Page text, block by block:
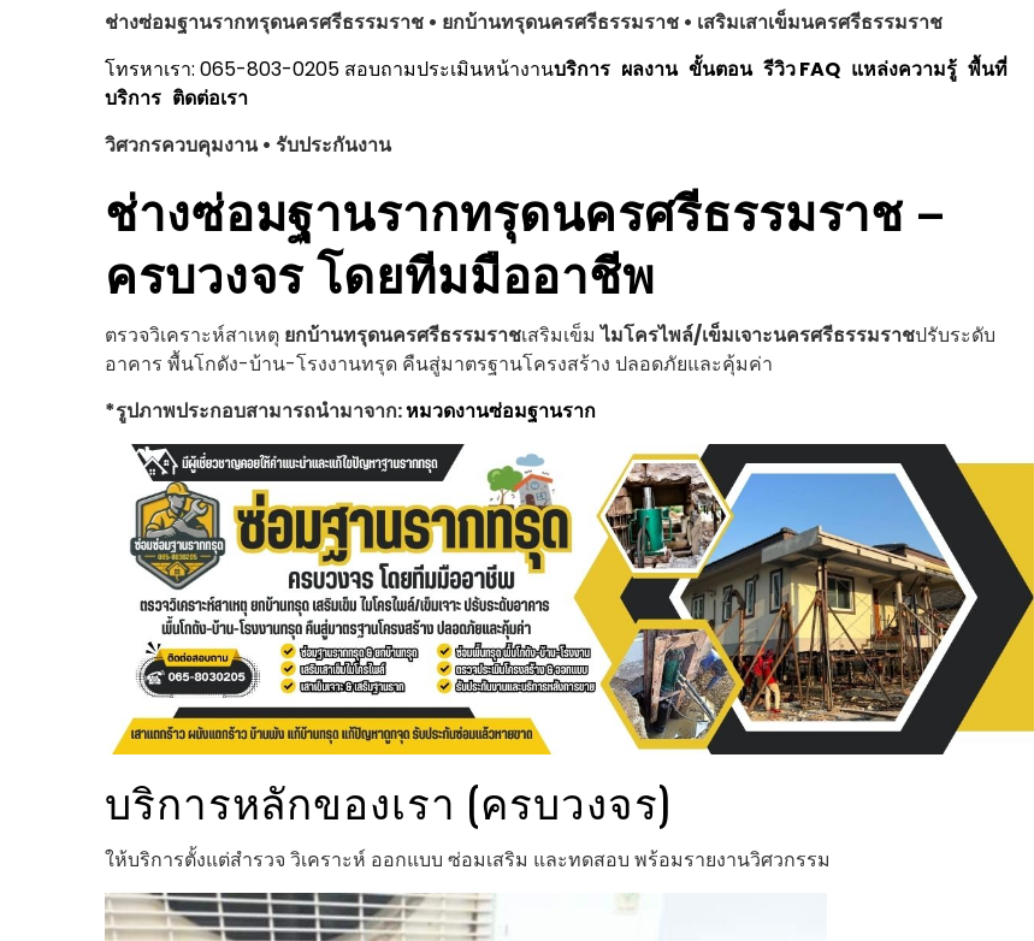
ช่างซ่อมฐานรากทรุดนครศรีธรรมราช • ยกบ้านทรุดนครศรีธรรมราช • เสริมเสาเข็มนครศรีธรรมราช
โทรหาเรา: 065-803-0205 สอบถามประเมินหน้างานบริการ ผลงาน ขั้นตอน รีวิวFAQ แหล่งความรู้ พื้นที่
บริการ ติดต่อเรา
วิศวกรควบคุมงาน • รับประกันงาน
ช่างซ่อมฐานรากทรุดนครศรีธรรมราช –
ครบวงจร โดยทีมมืออาชีพ
ตรวจวิเคราะห์สาเหตุ ยกบ้านทรุดนครศรีธรรมราชเสริมเข็มไมโครไพล์/เข็มเจาะนครศรีธรรมราชปรับระดับ
อาคาร พื้นโกดัง-บ้าน-โรงงานทรุด คืนสู่มาตรฐานโครงสร้าง ปลอดภัยและคุ้มค่า
*รูปภาพประกอบสามารถนำมาจาก:หมวดงานซ่อมฐานราก
บริการหลักของเรา (ครบวงจร)
ให้บริการตั้งแต่สำรวจ วิเคราะห์ ออกแบบ ซ่อมเสริม และทดสอบ พร้อมรายงานวิศวกรรม